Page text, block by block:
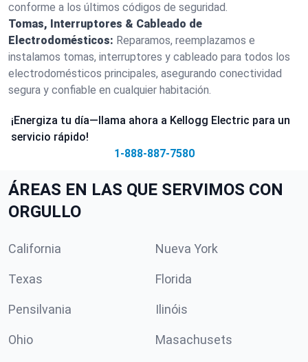
conforme a los últimos códigos de seguridad.
Tomas, Interruptores & Cableado de
Electrodomésticos: Reparamos, reemplazamos e
instalamos tomas, interruptores y cableado para todos los
electrodomésticos principales, asegurando conectividad
segura y confiable en cualquier habitación.
¡Energiza tu día—llama ahora a Kellogg Electric para un
servicio rápido!
1-888-887-7580
ÁREAS EN LAS QUE SERVIMOS CON
ORGULLO
California Nueva York
Texas Florida
Pensilvania Ilinóis
Ohio Masachusets